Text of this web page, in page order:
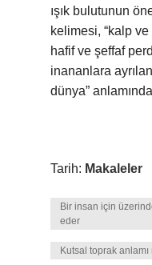
ışık bulutunun
kelimesi, “kalp
hafif ve şeffaf
inananlara
dünya”
Tarih: Makaleler
Bir insan için
eder
Kutsal toprak